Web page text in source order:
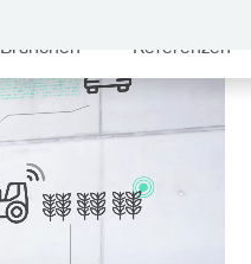
Branchen Referenzen